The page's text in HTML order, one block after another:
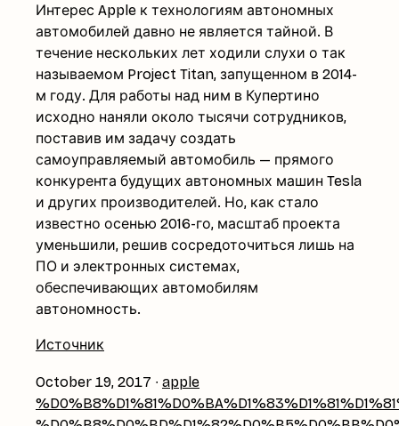
Интерес Apple к технологиям автономных
автомобилей давно не является тайной. В
течение нескольких лет ходили слухи о так
называемом Project Titan, запущенном в 2014-
м году. Для работы над ним в Купертино
исходно наняли около тысячи сотрудников,
поставив им задачу создать
самоуправляемый автомобиль — прямого
конкурента будущих автономных машин Tesla
и других производителей. Но, как стало
известно осенью 2016-го, масштаб проекта
уменьшили, решив сосредоточиться лишь на
ПО и электронных системах,
обеспечивающих автомобилям
автономность.
Источник
October 19, 2017 ∙ apple